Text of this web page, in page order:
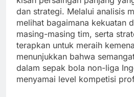
dan strategi. Melalui analisis
melihat bagaimana kekuatan
masing-masing tim, serta
terapkan untuk meraih
menunjukkan bahwa
dalam sepak bola non-liga
menyamai level kompetisi